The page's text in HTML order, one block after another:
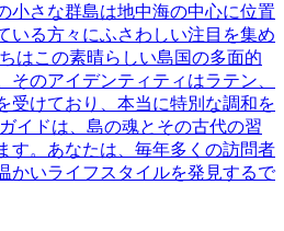
小さな群島は地中海の中心に位置
いる方々にふさわしい注目を集め
はこの素晴らしい島国の多面的
そのアイデンティティはラテン、
受けており、本当に特別な調和を
イドは、島の魂とその古代の習
す。あなたは、毎年多くの訪問者
かいライフスタイルを発見するで